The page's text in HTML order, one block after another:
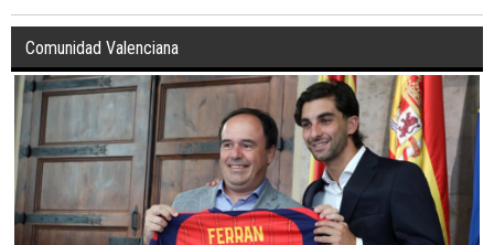
Comunidad Valenciana